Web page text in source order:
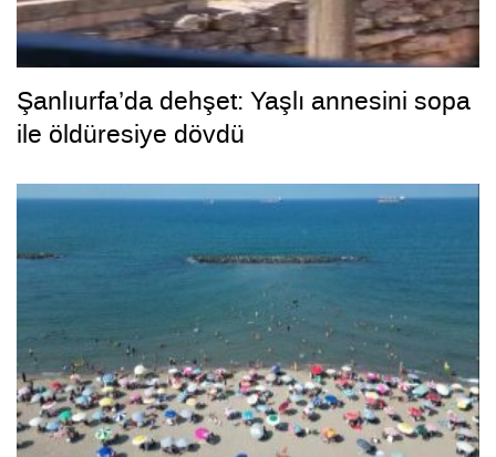
Şanlıurfa’da dehşet: Yaşlı annesini sopa
ile öldüresiye dövdü